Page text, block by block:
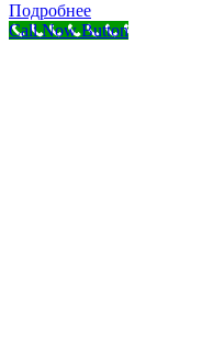
Подробнее
Call Now Button